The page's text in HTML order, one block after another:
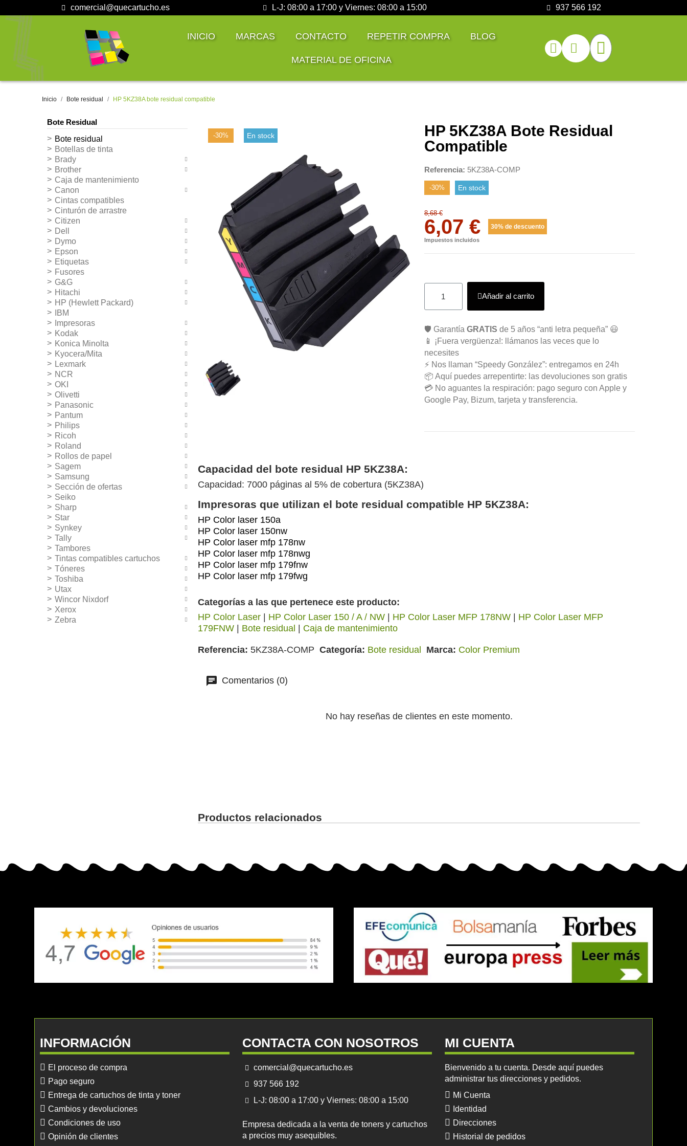
comercial@quecartucho.es L-J: 08:00 a 17:00 y Viernes: 08:00 a 15:00 937 566 192
INICIO MARCAS CONTACTO REPETIR COMPRA BLOG
MATERIAL DE OFICINA
Inicio Bote residual HP 5KZ38A bote residual compatible
Bote Residual
Bote residual
Botellas de tinta
Brady
Brother
Caja de mantenimiento
Canon
Cintas compatibles
Cinturón de arrastre
Citizen
Dell
Dymo
Epson
Etiquetas
Fusores
G&G
Hitachi
HP (Hewlett Packard)
IBM
Impresoras
Kodak
Konica Minolta
Kyocera/Mita
Lexmark
NCR
OKI
Olivetti
Panasonic
Pantum
Philips
Ricoh
Roland
Rollos de papel
Sagem
Samsung
Sección de ofertas
Seiko
Sharp
Star
Synkey
Tally
Tambores
Tintas compatibles cartuchos
Tóneres
Toshiba
Utax
Wincor Nixdorf
Xerox
Zebra
-30% En stock
HP 5KZ38A Bote Residual
Compatible
Referencia 5KZ38A-COMP
-30% En stock
8,68 €
6,07 € 30% de descuento
Impuestos incluidos
Añadir al carrito
🛡️ Garantía GRATIS de 5 años “anti letra pequeña” 😃
📱 ¡Fuera vergüenza!: llámanos las veces que lo
necesites
⚡ Nos llaman “Speedy González”: entregamos en 24h
📦 Aquí puedes arrepentirte: las devoluciones son gratis
💳 No aguantes la respiración: pago seguro con Apple y
Google Pay, Bizum, tarjeta y transferencia.
Capacidad del bote residual HP 5KZ38A:
Capacidad: 7000 páginas al 5% de cobertura (5KZ38A)
Impresoras que utilizan el bote residual compatible HP 5KZ38A:
HP Color laser 150a
HP Color laser 150nw
HP Color laser mfp 178nw
HP Color laser mfp 178nwg
HP Color laser mfp 179fnw
HP Color laser mfp 179fwg
Categorías a las que pertenece este producto:
HP Color Laser
HP Color Laser 150 / A / NW HP Color Laser MFP 178NW
HP Color Laser MFP
179FNW
Bote residual Caja de mantenimiento
Referencia 5KZ38A-COMP Categoría Bote residual Marca Color Premium
Comentarios (0)
No hay reseñas de clientes en este momento.
Productos relacionados
INFORMACIÓN
El proceso de compra
Pago seguro
Entrega de cartuchos de tinta y toner
Cambios y devoluciones
Condiciones de uso
Opinión de clientes
CONTACTA CON NOSOTROS
comercial@quecartucho.es
937 566 192
L-J: 08:00 a 17:00 y Viernes: 08:00 a 15:00
Empresa dedicada a la venta de toners y cartuchos
a precios muy asequibles.
MI CUENTA
Bienvenido a tu cuenta. Desde aquí puedes
administrar tus direcciones y pedidos.
Mi Cuenta
Identidad
Direcciones
Historial de pedidos